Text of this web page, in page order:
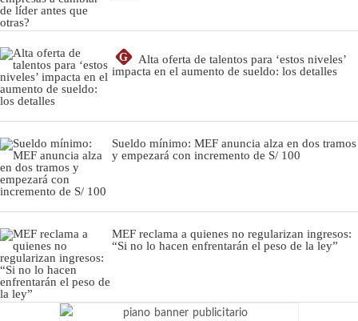
G
Alta oferta de talentos para ‘estos niveles’
impacta en el aumento de sueldo: los detalles
Sueldo mínimo: MEF anuncia alza en dos tramos
y empezará con incremento de S/ 100
MEF reclama a quienes no regularizan ingresos:
“Si no lo hacen enfrentarán el peso de la ley”